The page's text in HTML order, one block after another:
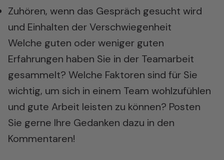
Zuhören, wenn das Gespräch gesucht wird
und Einhalten der Verschwiegenheit
Welche guten oder weniger guten
Erfahrungen haben Sie in der Teamarbeit
gesammelt? Welche Faktoren sind für Sie
wichtig, um sich in einem Team wohlzufühlen
und gute Arbeit leisten zu können? Posten
Sie gerne Ihre Gedanken dazu in den
Kommentaren!